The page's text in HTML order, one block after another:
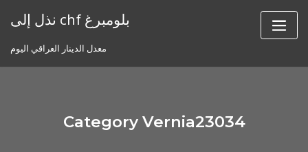
نذل إلى chf بلومبرغ
معدل الدينار العراقي اليوم
Category Vernia23034